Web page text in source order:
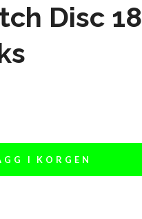
Disc
I KORGEN